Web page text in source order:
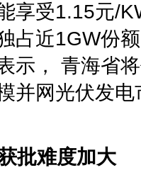
享受1.15元/
占近1GW份
示， 青海省
并网光伏发
批难度加大